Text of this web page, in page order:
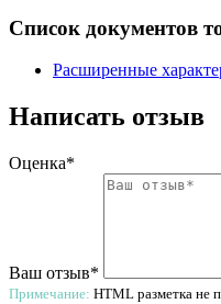
Список документов
Расширенные
Написать отзыв
Оценка*
Ваш отзыв*
Примечание: HTML разметка не